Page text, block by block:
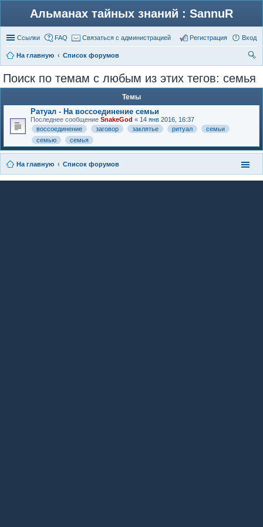
Альманах тайных знаний : SannuR
Ссылки FAQ Связаться с администрацией Вход
Регистрация
На главную
Список форумов
ск
Поиск по темам с любым из этих тегов: семья
Темы
Ратуал - На воссоединение семьи
Последнее сообщение SnakeGod « 14 янв 2016, 16:37
воссоединение
заговор заклятье ритуал
семьи
семью
семья
На главную Список форумов